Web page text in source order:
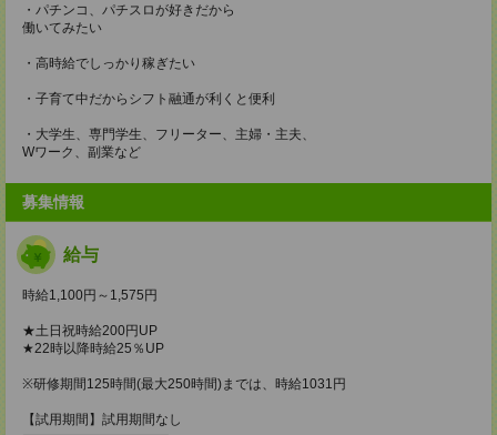
・パチンコ、パチスロが好きだから
働いてみたい
・高時給でしっかり稼ぎたい
・子育て中だからシフト融通が利くと便利
・大学生、専門学生、フリーター、主婦・主夫、
Wワーク、副業など
募集情報
給与
時給1,100円～1,575円
★土日祝時給200円UP
★22時以降時給25％UP
※研修期間125時間(最大250時間)までは、時給1031円
【試用期間】試用期間なし